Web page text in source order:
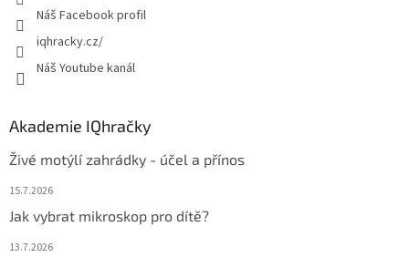
Náš Facebook profil
iqhracky.cz/
Náš Youtube kanál
Akademie IQhračky
Živé motýlí zahrádky - účel a přínos
15.7.2026
Jak vybrat mikroskop pro dítě?
13.7.2026